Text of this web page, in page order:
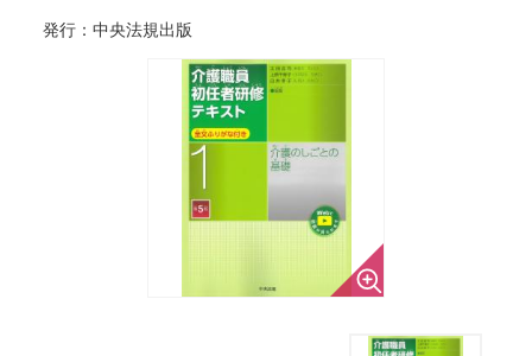
発行：中央法規出版